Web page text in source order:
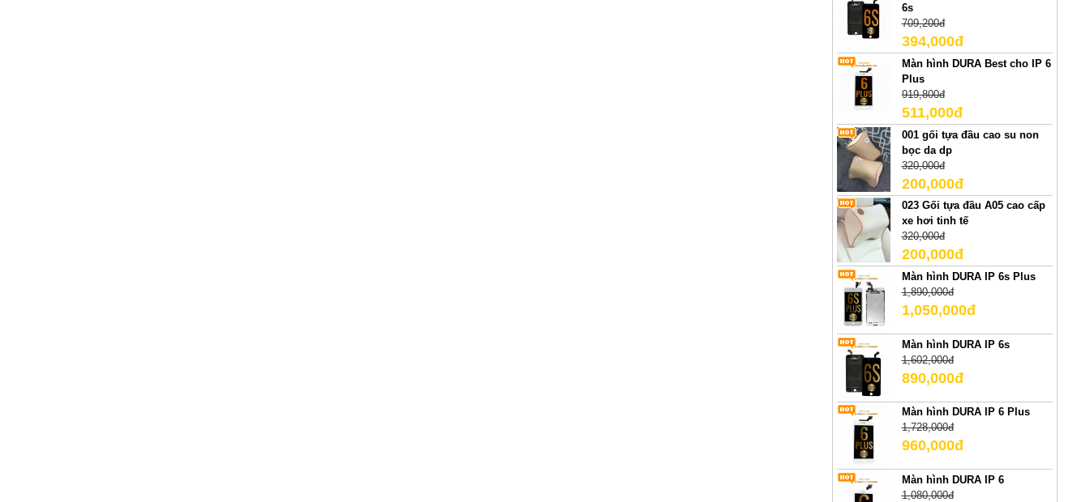
6s
709,200đ
394,000đ
Màn hình DURA Best cho IP 6
Plus
919,800đ
511,000đ
001 gối tựa đầu cao su non
bọc da dp
320,000đ
200,000đ
023 Gối tựa đầu A05 cao cấp
xe hơi tinh tế
320,000đ
200,000đ
Màn hình DURA IP 6s Plus
1,890,000đ
1,050,000đ
Màn hình DURA IP 6s
1,602,000đ
890,000đ
Màn hình DURA IP 6 Plus
1,728,000đ
960,000đ
Màn hình DURA IP 6
1,080,000đ